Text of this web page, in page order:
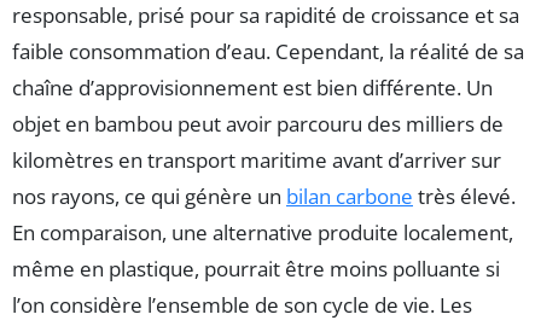
responsable, prisé pour sa rapidité de croissance et sa
faible consommation d’eau. Cependant, la réalité de sa
chaîne d’approvisionnement est bien différente. Un
objet en bambou peut avoir parcouru des milliers de
kilomètres en transport maritime avant d’arriver sur
nos rayons, ce qui génère un bilan carbone très élevé.
En comparaison, une alternative produite localement,
même en plastique, pourrait être moins polluante si
l’on considère l’ensemble de son cycle de vie. Les